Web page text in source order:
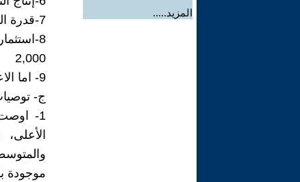
المزيد.....
7-قدرة الطاقة الكهرومائية المثبتة تقريبا من 1,500-2,000 MW
2,000
9- اما الاعتماد على الواردات الغذائية 0% اي بمعنى اكتفاء ذاتي
ج-
1-
موجودة